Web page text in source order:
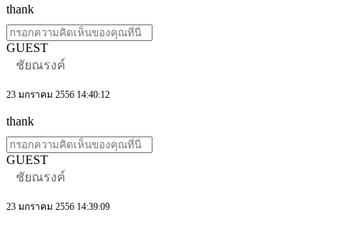
thank
GUEST
ชัยณรงค์
23 มกราคม 2556 14:40:12
thank
GUEST
ชัยณรงค์
23 มกราคม 2556 14:39:09